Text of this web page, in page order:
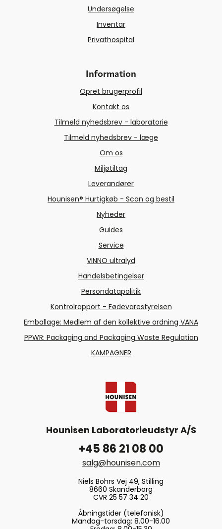
Undersøgelse
Inventar
Privathospital
Information
Opret brugerprofil
Kontakt os
Tilmeld nyhedsbrev - laboratorie
Tilmeld nyhedsbrev - læge
Om os
Miljøtiltag
Leverandører
Hounisen® Hurtigkøb - Scan og bestil
Nyheder
Guides
Service
VINNO ultralyd
Handelsbetingelser
Persondatapolitik
Kontrolrapport - Fødevarestyrelsen
Emballage: Medlem af den kollektive ordning VANA
PPWR: Packaging and Packaging Waste Regulation
KAMPAGNER
Hounisen Laboratorieudstyr A/S
+45 86 21 08 00
salg@hounisen.com
Niels Bohrs Vej 49, Stilling
8660 Skanderborg
CVR 25 57 34 20
Åbningstider (telefonisk)
Mandag-torsdag: 8.00-16.00